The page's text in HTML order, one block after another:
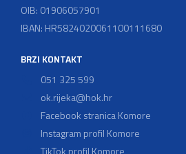
OIB: 01906057901
IBAN: HR5824020061100111680
BRZI KONTAKT
051 325 599
ok.rijeka@hok.hr
Facebook stranica Komore
Instagram profil Komore
TikTok profil Komore